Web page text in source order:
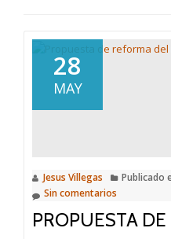
28
MAY
Jesus Villegas Publicado
Sin comentarios
PROPUESTA